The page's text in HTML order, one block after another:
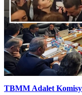
TBMM Adalet